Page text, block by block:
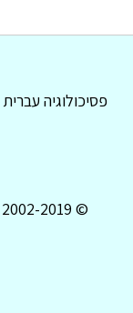
פסיכולוגיה עברית
© 2002-2019 כל הזכויות שמורות לפסיכולוגיה עברית